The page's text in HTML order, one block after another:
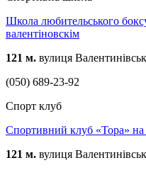
Школа любительського
валентіновскім
121 м. вулиця
(050) 689-23-92
Спорт клуб
Спортивний клуб «Тора» на
121 м. вулиця